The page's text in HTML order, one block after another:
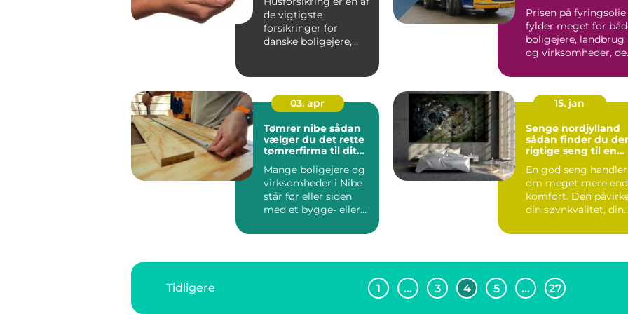
de vigtigste
forsikringer for
danske boligejere,
Prisen på fyringsolie
fylder meget for
boligejere, landbrug
og virksomheder,
03. apr
Tømrer nibe sådan
vælger du det rette
tømrerfirma til dit
Mange boligejere og
virksomheder i Nibe
står før eller siden
med et bygge- eller
15. jan
Senge nordjylland
sådan finder du
rigtige seng til en
En god seng handler
om meget mere end
komfort. Den
din søvnkvalitet, din
Tidligere 1 … 3 4 5 … 27